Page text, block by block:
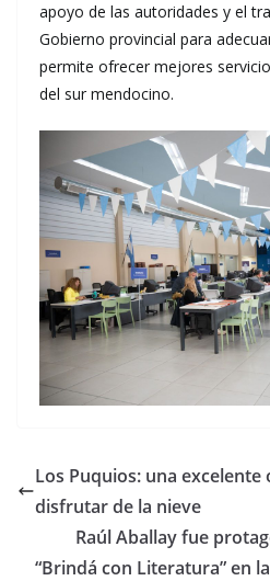
apoyo de las autoridades y el
Gobierno provincial para
permite ofrecer mejores
del sur mendocino.
Los Puquios: una
disfrutar de la nieve
Raúl Aballay fue
“Brindá con Literatura” en